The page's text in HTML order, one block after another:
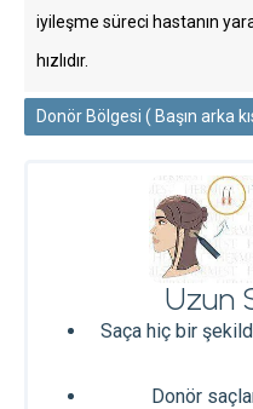
iyileşme süreci hastanın
hızlıdır.
Donör Bölgesi ( Başın arka
Uzun
Saça hiç bir
Donör